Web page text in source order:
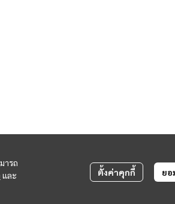
ารถ
และ ตั้งค่าคุกกี้ ยอ